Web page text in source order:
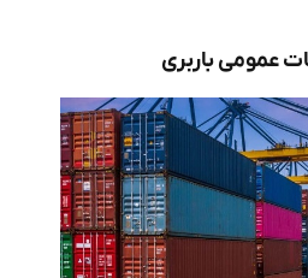
عمومی باربری